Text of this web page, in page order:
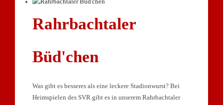
Rahrbachtaler
Büd'chen
Was gibt es besseres als eine leckere Stadionwurst? Bei
Heimspielen des SVR gibt es in unserem Rahrbachtaler